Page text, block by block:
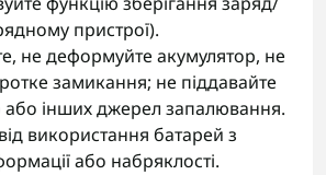
пристрої).
не деформуйте акумулятор, не
замикання; не піддавайте
або інших джерел запалювання.
використання батарей з
або набряклості.